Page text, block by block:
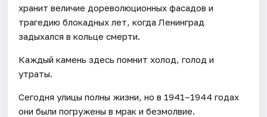
хранит величие дореволюционных фасадов и
трагедию блокадных лет, когда Ленинград
задыхался в кольце смерти.
Каждый камень здесь помнит холод, голод и
утраты.
Сегодня улицы полны жизни, но в 1941–1944 годах
они были погружены в мрак и безмолвие.